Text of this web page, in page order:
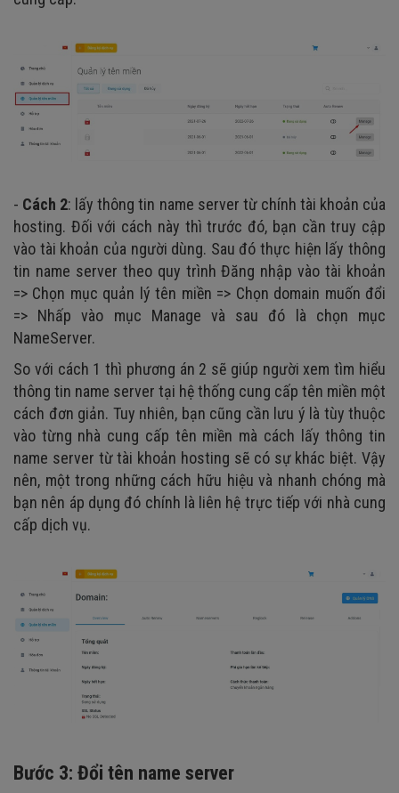
- Cách 2: lấy thông tin name server từ chính tài khoản của
hosting. Đối với cách này thì trước đó, bạn cần truy cập
vào tài khoản của người dùng. Sau đó thực hiện lấy thông
tin name server theo quy trình Đăng nhập vào tài khoản
=> Chọn mục quản lý tên miền => Chọn domain muốn đổi
=> Nhấp vào mục Manage và sau đó là chọn mục
NameServer.
So với cách 1 thì phương án 2 sẽ giúp người xem tìm hiểu
thông tin name server tại hệ thống cung cấp tên miền một
cách đơn giản. Tuy nhiên, bạn cũng cần lưu ý là tùy thuộc
vào từng nhà cung cấp tên miền mà cách lấy thông tin
name server từ tài khoản hosting sẽ có sự khác biệt. Vậy
nên, một trong những cách hữu hiệu và nhanh chóng mà
bạn nên áp dụng đó chính là liên hệ trực tiếp với nhà cung
cấp dịch vụ.
Bước 3: Đổi tên name server